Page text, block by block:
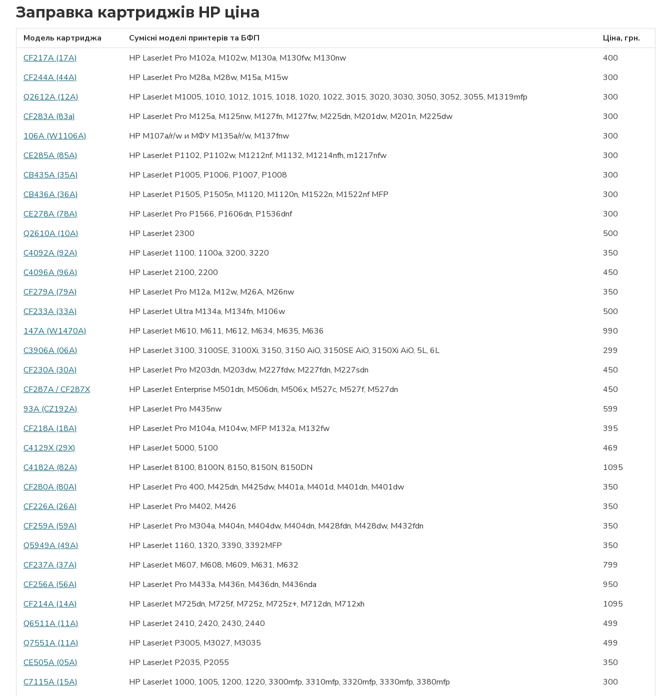
Заправка картриджів HP ціна
Модель картриджа Сумісні моделі принтерів та БФП
Ціна, грн.
CF217A (17A)
HP LaserJet Pro M102a, M102w, M130a, M130fw, M130nw
400
CF244A (44A)
HP LaserJet Pro M28a, M28w, M15a, M15w
300
Q2612A (12A)
HP LaserJet M1005, 1010, 1012, 1015, 1018, 1020, 1022, 3015, 3020, 3030, 3050, 3052, 3055, M1319mfp
300
CF283A (83a)
HP LaserJet Pro M125a, M125nw, M127fn, M127fw, M225dn, M201dw, M201n, M225dw
300
106A (W1106A)
HP M107a/r/w и МФУ M135a/r/w, M137fnw
300
CE285A (85A)
HP LaserJet P1102, P1102w, M1212nf, M1132, M1214nfh, m1217nfw
300
CB435A (35A)
HP LaserJet P1005, P1006, P1007, P1008
300
CB436A (36A)
HP LaserJet P1505, P1505n, M1120, M1120n, M1522n, M1522nf MFP
300
CE278A (78A)
HP LaserJet Pro P1566, P1606dn, P1536dnf
300
Q2610A (10A)
HP LaserJet 2300
500
C4092A (92A)
HP LaserJet 1100, 1100a, 3200, 3220
350
C4096A (96A)
HP LaserJet 2100, 2200
450
CF279A (79A)
HP LaserJet Pro M12a, M12w, M26A, M26nw
350
CF233A (33A)
HP LaserJet Ultra M134a, M134fn, M106w
500
147A (W1470A)
HP LaserJet M610, M611, M612, M634, M635, M636
990
C3906A (06A)
HP LaserJet 3100, 3100SE, 3100Xi, 3150, 3150 AiO, 3150SE AiO, 3150Xi AiO, 5L, 6L
299
CF230A (30A)
HP LaserJet Pro M203dn, M203dw, M227fdw, M227fdn, M227sdn
450
CF287A / CF287X
HP LaserJet Enterprise M501dn, M506dn, M506x, M527c, M527f, M527dn
450
93A (CZ192A)
HP LaserJet Pro M435nw
599
CF218A (18A)
HP LaserJet Pro M104a, M104w, MFP M132a, M132fw
395
C4129X (29X)
HP LaserJet 5000, 5100
469
C4182A (82A)
HP LaserJet 8100, 8100N, 8150, 8150N, 8150DN
1095
CF280A (80A)
HP LaserJet Pro 400, M425dn, M425dw, M401a, M401d, M401dn, M401dw
350
CF226A (26A)
HP LaserJet Pro M402, M426
350
CF259A (59A)
HP LaserJet Pro M304a, M404n, M404dw, M404dn, M428fdn, M428dw, M432fdn
350
Q5949A (49A)
HP LaserJet 1160, 1320, 3390, 3392MFP
350
CF237A (37A)
HP LaserJet M607, M608, M609, M631, M632
799
CF256A (56A)
HP LaserJet Pro M433a, M436n, M436dn, M436nda
950
CF214A (14A)
HP LaserJet M725dn, M725f, M725z, M725z+, M712dn, M712xh
1095
Q6511A (11A)
HP LaserJet 2410, 2420, 2430, 2440
499
Q7551A (11A)
HP LaserJet P3005, M3027, M3035
499
CE505A (05A)
HP LaserJet P2035, P2055
350
C7115A (15A)
HP LaserJet 1000, 1005, 1200, 1220, 3300mfp, 3310mfp, 3320mfp, 3330mfp, 3380mfp
300